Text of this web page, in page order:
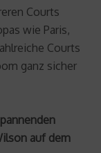
Courts
wie Paris,
Courts
ganz sicher
auf dem